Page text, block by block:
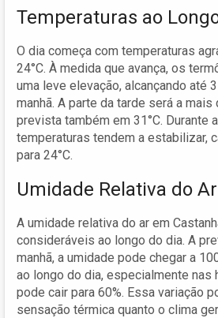
Temperaturas ao
O dia começa com temperaturas
24°C. À medida que avança, os
uma leve elevação, alcançando até
manhã. A parte da tarde será a
prevista também em 31°C. Durante
temperaturas tendem a estabilizar,
para 24°C.
Umidade Relativa do Ar
A umidade relativa do ar em
consideráveis ao longo do dia. A
manhã, a umidade pode chegar a
ao longo do dia, especialmente nas
pode cair para 60%. Essa variação
sensação térmica quanto o clima